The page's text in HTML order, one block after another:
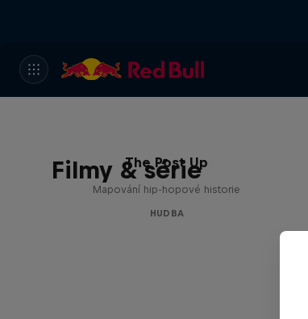
Filmy & série
The Post Up
Mapování hip-hopové historie
HUDBA